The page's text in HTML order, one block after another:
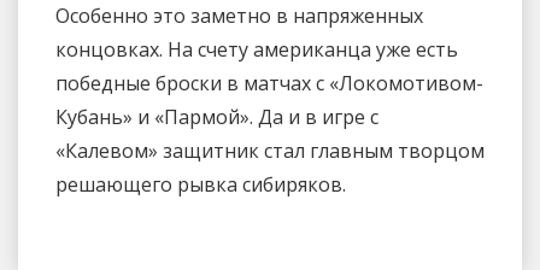
Особенно это заметно в напряженных
концовках. На счету американца уже есть
победные броски в матчах с «Локомотивом-
Кубань» и «Пармой». Да и в игре с
«Калевом» защитник стал главным творцом
решающего рывка сибиряков.